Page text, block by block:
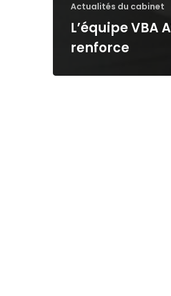
Actualités du cabinet
L’équipe VBA
renforce